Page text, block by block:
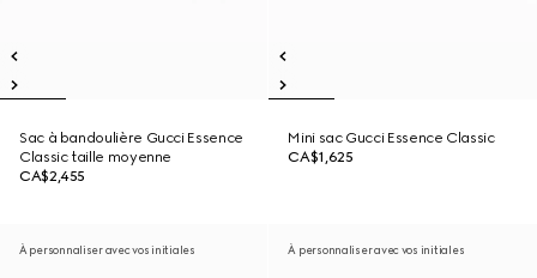
Sac à bandoulière Gucci Essence
Classic taille moyenne
CA$2,455
Mini sac Gucci Essence Classic
CA$1,625
À personnaliser avec vos initiales À personnaliser avec vos initiales